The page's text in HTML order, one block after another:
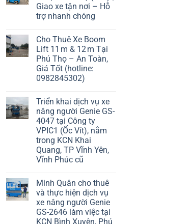
Giao xe tận nơi – Hỗ
trợ nhanh chóng
Cho Thuê Xe Boom
Lift 11 m & 12 m Tại
Phú Thọ – An Toàn,
Giá Tốt (hotline:
0982845302)
Triển khai dịch vụ xe
nâng người Genie GS-
4047 tại Công ty
VPIC1 (Ốc Vít), nằm
trong KCN Khai
Quang, TP Vĩnh Yên,
Vĩnh Phúc cũ
Minh Quân cho thuê
và thực hiện dịch vụ
xe nâng người Genie
GS-2646 làm việc tại
KCN Bình Xuyên, Phú